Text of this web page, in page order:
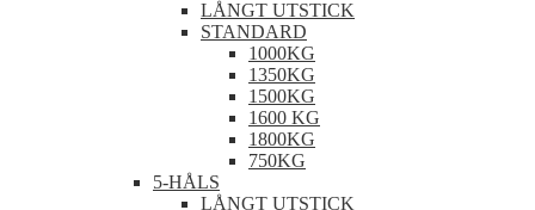
LÅNGT UTSTICK
STANDARD
1000KG
1350KG
1500KG
1600 KG
1800KG
750KG
5-HÅLS
LÅNGT UTSTICK